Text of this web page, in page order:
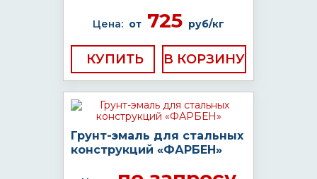
Цена: от 725 руб/кг
КУПИТЬ
Грунт-эмаль для стальных
конструкций «ФАРБЕН»